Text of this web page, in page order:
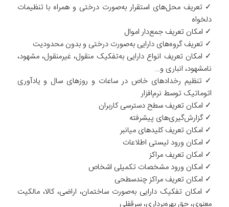
✓ تعریف محل‌های استقرار به‌صورت درختی و همراه با تنظیمات
دلخواه
✓ امکان تعریف جمع‌دار اموال
✓ تعریف گروه‌های دارایی به‌صورت درختی و بدون محدودیت
✓ امکان تعریف انواع دارایی به‌تفکیک منقول، ‌غیرمنقول، ‌مشهود،
نامشهود، انباری و…
✓ تنظیم رخدادهای خاص در ساعات و روزهای سال و یادآوری
اتوماتیک توسط ‌نرم‌افزار
✓ امکان تعریف سطح دسترسی کاربران
✓ گزارش‌گیری‌های پیشرفته
✓ امکان تعریف کلیدهای میانبر
✓ امکان ورود لیستی اطلاعات
✓ امکان تعریف مراکز
✓ امکان ورود مشخصات تکمیلی اشخاص
✓ امکان تعریف مراکز چندسطحی
✓ امکان تفکیک دارایی به‌صورت ساختمان، اراضی، ‌کالا، مالکیت
معنوی، حق بهره‌برداری، سرقفلی